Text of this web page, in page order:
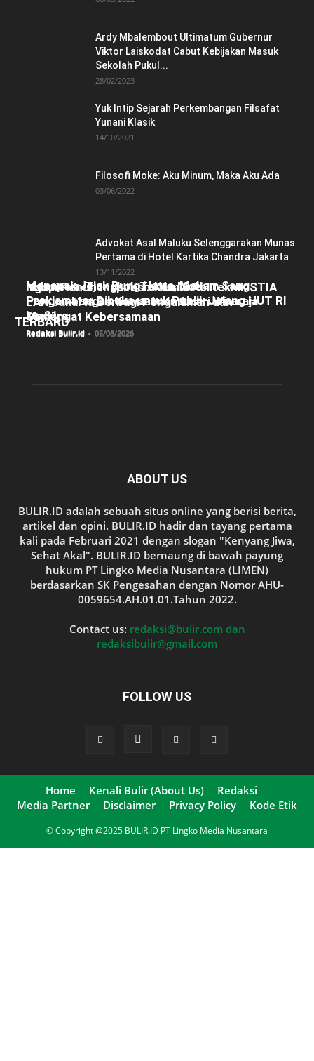
Ardy Mbalembout Ultimatum Gubernur
Viktor Laiskodat Cabut Kebijakan Masuk
Sekolah Pukul...
28/02/2023
Yuk Intip Sejarah Perkembangan Filsafat
Yunani Klasik
14/10/2021
Filosofi Moke: Aku Minum, Maka Aku Ada
03/06/2022
Advokat Asal Maluku Selenggarakan Munas
Pertama di Hotel Kartika Chandra Jakarta
13/11/2022
TERBARU
Menapak Jejak Bung Hatta, Makam Sang
Proklamator Dibuka untuk Publik Jelang HUT RI
ke-81
Redaksi Bulir.id - 07/08/2026
Indonesia-Tiongkok Teken MoU
Pengembangan Kawasan Industri Wiraraja
Madura
Redaksi Bulir.id - 06/08/2026
Ngopi Penuh Inspirasi: Alumni Politeknik STIA
LAN Jakarta Berbagi Pengalaman dan
Semangat Kebersamaan
Redaksi Bulir.id - 05/08/2026
ABOUT US
BULIR.ID adalah sebuah situs online yang berisi berita,
artikel dan opini. BULIR.ID hadir dan tayang pertama
kali pada Februari 2021 dengan slogan "Kenyang Jiwa,
Sehat Akal". BULIR.ID bernaung di bawah payung
hukum PT Lingko Media Nusantara (LIMEN)
berdasarkan SK Pengesahan dengan Nomor AHU-
0059654.AH.01.01.Tahun 2022.
Contact us: redaksi@bulir.com dan
redaksibulir@gmail.com
FOLLOW US
Home Kenali Bulir (About Us)
Redaksi
Media Partner
Disclaimer Privacy Policy Kode Etik
© Copyright @2025 BULIR.ID PT Lingko Media Nusantara